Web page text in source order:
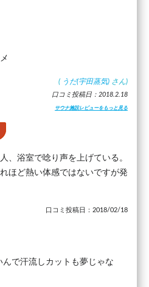
( うだ(宇田蒸気) さん)
口コミ投稿日：2018.2.18
サウナ施設レビューをもっと見る
、浴室で唸り声を上げている。
ほど熱い体感ではないですが発
口コミ投稿日：2018/02/18
で汗流しカットも夢じゃな